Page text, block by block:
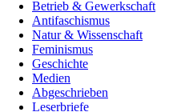
Betrieb & Gewerkschaft
Antifaschismus
Natur & Wissenschaft
Feminismus
Geschichte
Medien
Abgeschrieben
Leserbriefe